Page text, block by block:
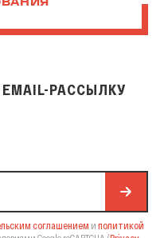
РАССЫЛКУ
соглашением и политикой